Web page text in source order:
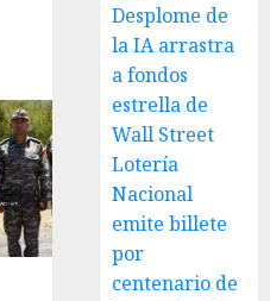
Desplome de
la IA arrastra
a fondos
estrella de
Wall Street
Lotería
Nacional
emite billete
por
centenario de